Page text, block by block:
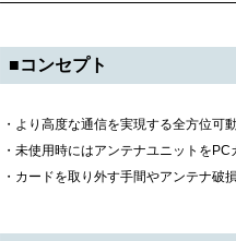
■コンセプト
・より高度な通信を実現する全方位可
・未使用時にはアンテナユニットを
・カードを取り外す手間やアンテナ破